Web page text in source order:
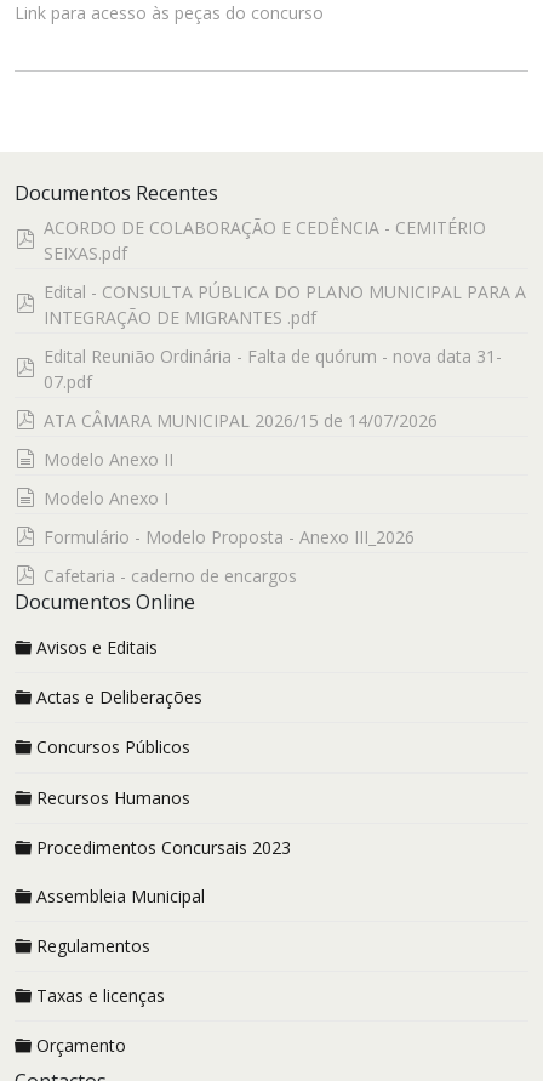
Link para acesso às peças do concurso
Documentos Recentes
pdf
ACORDO DE COLABORAÇÃO E CEDÊNCIA - CEMITÉRIO
SEIXAS.pdf
pdf
Edital - CONSULTA PÚBLICA DO PLANO MUNICIPAL PARA A
INTEGRAÇÃO DE MIGRANTES .pdf
pdf
Edital Reunião Ordinária - Falta de quórum - nova data 31-
07.pdf
pdf
ATA CÂMARA MUNICIPAL 2026/15 de 14/07/2026
documento
Modelo Anexo II
documento
Modelo Anexo I
pdf
Formulário - Modelo Proposta - Anexo III_2026
pdf
Cafetaria - caderno de encargos
Documentos Online
Avisos e Editais
Actas e Deliberações
Concursos Públicos
Recursos Humanos
Procedimentos Concursais 2023
Assembleia Municipal
Regulamentos
Taxas e licenças
Orçamento